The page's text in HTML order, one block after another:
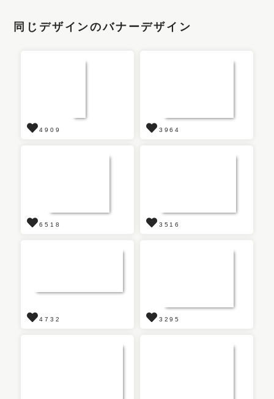
同じデザインのバナーデザイン
4909 3964
6518 3516
4732 3295